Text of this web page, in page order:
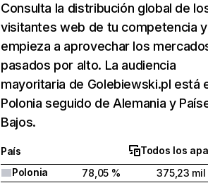
Consulta la distribución global de
visitantes web de tu competencia y
empieza a aprovechar los
pasados por alto. La audiencia
mayoritaria de Golebiewski.pl está
Polonia seguido de Alemania y
Bajos.
País
Todos los
Polonia
78,05 %
375,23 mil